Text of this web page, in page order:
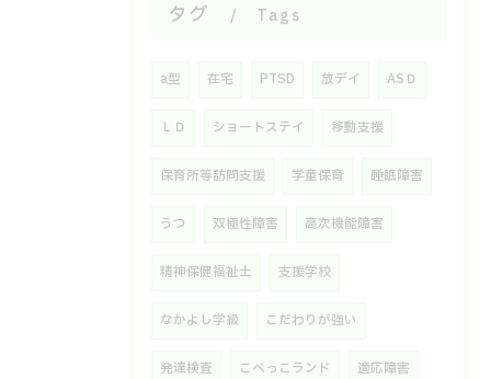
タグ Tags
a型 在宅 PTSD 放デイ ASＤ
ＬＤ ショートステイ 移動支援
保育所等訪問支援 学童保育 睡眠障害
うつ 双極性障害 高次機能障害
精神保健福祉士 支援学校
なかよし学級 こだわりが強い
発達検査 こべっこランド 適応障害